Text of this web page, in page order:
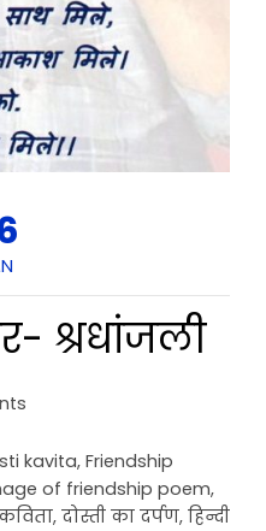
श्रधांजली
kavita, Friendship
of friendship poem,
, दोस्ती का दर्पण, हिन्दी